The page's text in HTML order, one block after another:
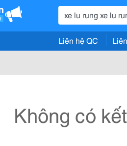
Liên hệ QC
Không có